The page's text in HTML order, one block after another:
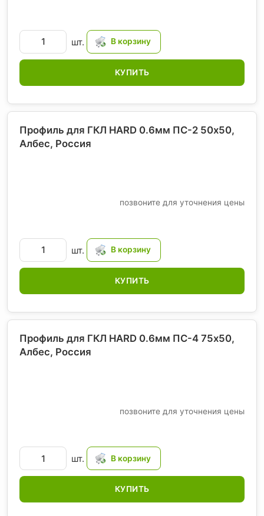
шт.
КУПИТЬ
Профиль для ГКЛ HARD 0.6мм ПС-2 50х50,
Албес, Россия
позвоните для уточнения цены
шт.
КУПИТЬ
Профиль для ГКЛ HARD 0.6мм ПС-4 75х50,
Албес, Россия
позвоните для уточнения цены
шт.
КУПИТЬ